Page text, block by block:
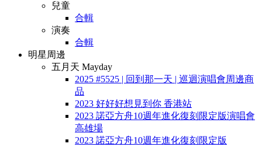
兒童
合輯
演奏
合輯
明星周邊
五月天 Mayday
2025 #5525 | 回到那一天 | 巡迴演唱會周邊商
品
2023 好好好想見到你 香港站
2023 諾亞方舟10週年進化復刻限定版演唱會
高雄場
2023 諾亞方舟10週年進化復刻限定版